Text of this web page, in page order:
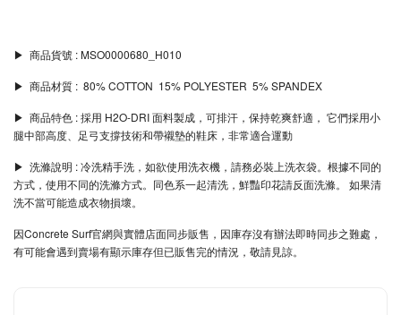
▶︎ 商品貨號 : MSO0000680_H010
▶︎ 商品材質 : 80% COTTON 15% POLYESTER 5% SPANDEX
▶︎ 商品特色 : 採用 H2O-DRI 面料製成，可排汗，保持乾爽舒適， 它們採用小
腿中部高度、足弓支撐技術和帶襯墊的鞋床，非常適合運動
▶︎ 洗滌說明 : 冷洗精手洗，如欲使用洗衣機，請務必裝上洗衣袋。根據不同的
方式，使用不同的洗滌方式。同色系一起清洗，鮮豔印花請反面洗滌。 如果清
洗不當可能造成衣物損壞。
因Concrete Surf官網與實體店面同步販售，因庫存沒有辦法即時同步之難處，
有可能會遇到賣場有顯示庫存但已販售完的情況，敬請見諒。